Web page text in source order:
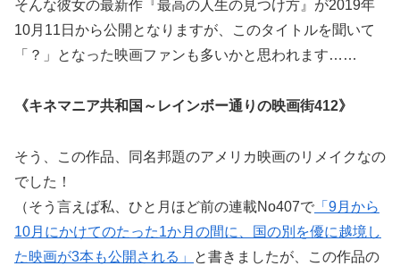
そんな彼女の最新作『最高の人生の見つけ方』が2019年
10月11日から公開となりますが、このタイトルを聞いて
「？」となった映画ファンも多いかと思われます……
《キネマニア共和国～レインボー通りの映画街412》
そう、この作品、同名邦題のアメリカ映画のリメイクなの
でした！
（そう言えば私、ひと月ほど前の連載No407で 「9月から
10月にかけてのたった1か月の間に、国の別を優に越境し
た映画が3本も公開される」
と書きましたが、この作品の